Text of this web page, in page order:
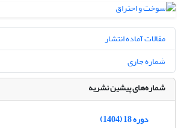
مقالات آماده انتشار
شماره جاری
شماره‌های پیشین نشریه
دوره 18 (1404)